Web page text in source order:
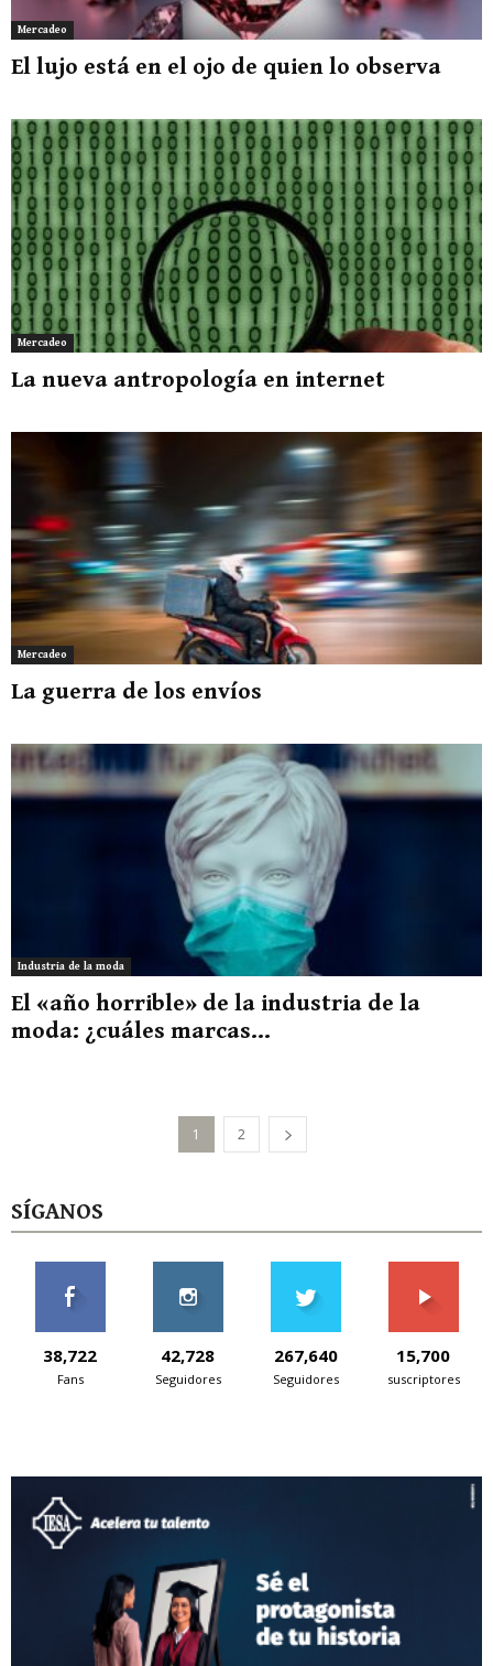
Mercadeo
El lujo está en el ojo de quien lo observa
Mercadeo
La nueva antropología en internet
Mercadeo
La guerra de los envíos
Industria de la moda
El «año horrible» de la industria de la
moda: ¿cuáles marcas...
1 2
SÍGANOS
38,722
Fans
42,728
Seguidores
267,640
Seguidores
15,700
suscriptores